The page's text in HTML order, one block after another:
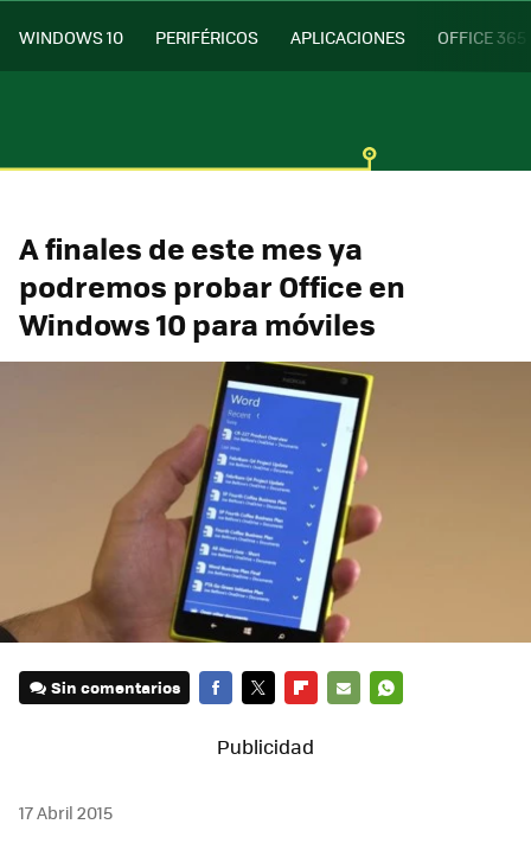
WINDOWS 10 PERIFÉRICOS APLICACIONES OFFICE 365
A finales de este mes ya
podremos probar Office en
Windows 10 para móviles
Sin comentarios
17 Abril 2015